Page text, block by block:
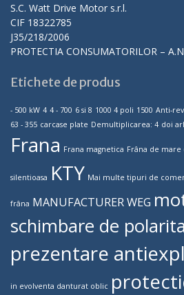
S.C. Watt Drive Motor s.r.l.
CIF 18322785
J35/218/2006
PROTECTIA CONSUMATORILOR –
Etichete de produs
- 500 kW 4 4 - 700 6 si 8 1000 4 poli 1500 Anti-
63 - 355 carcase plate Demultiplicarea: 4 doi
Frana Frana magnetica Frâna de mare
silentioasa KTY Mai multe tipuri de
frâna MANUFACTURER WEG
schimbare de
prezentare
in evolventa danturat oblic